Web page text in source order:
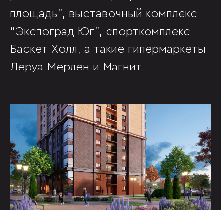
площадь”, выставочный комплекс
“Экспоград Юг”, спорткомплекс
Баскет Холл, а такие гипермаркеты
Леруа Мерлен и Магнит.